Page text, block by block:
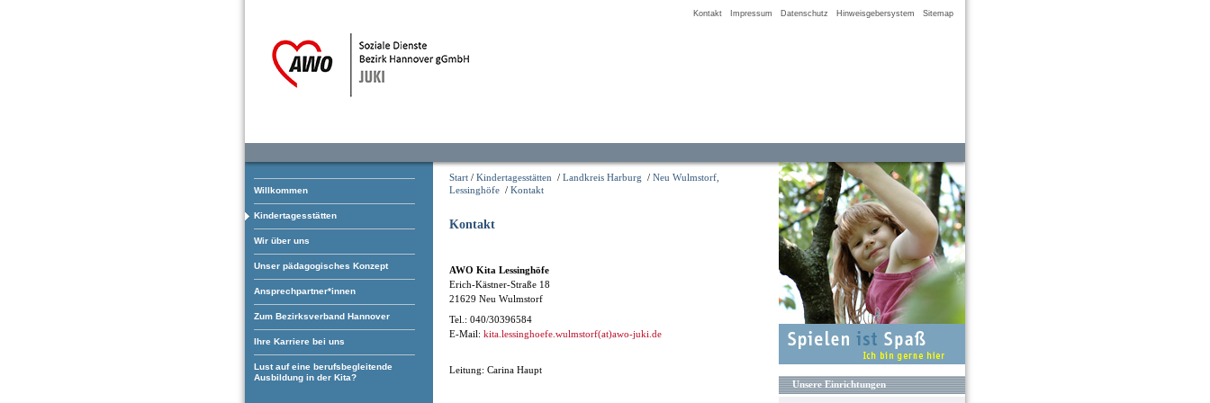
Kontakt Impressum Datenschutz Hinweisgebersystem Sitemap
Willkommen
Kindertagesstätten
Wir über uns
Unser pädagogisches Konzept
Ansprechpartner*innen
Zum Bezirksverband Hannover
Ihre Karriere bei uns
Lust auf eine berufsbegleitende
Ausbildung in der Kita?
Start / Kindertagesstätten / Landkreis Harburg / Neu Wulmstorf,
Lessinghöfe / Kontakt
Kontakt
AWO Kita Lessinghöfe
Erich-Kästner-Straße 18
21629 Neu Wulmstorf
Tel.: 040/30396584
E-Mail: kita.lessinghoefe.wulmstorf(at)awo-juki.de
Leitung: Carina Haupt
Unsere Einrichtungen